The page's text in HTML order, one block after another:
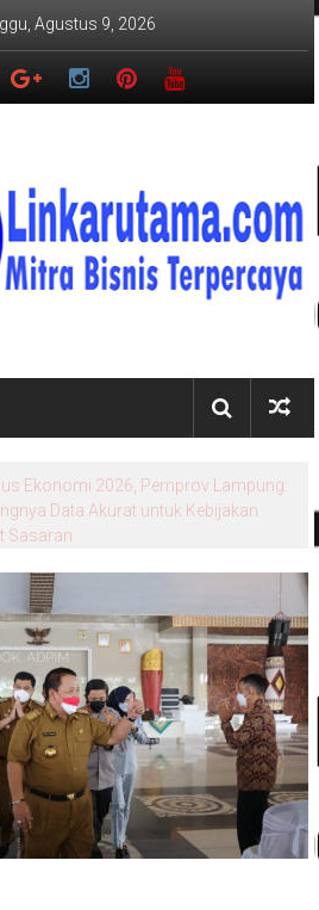
Agustus 9, 2026
Ekonomi 2026, Pemprov Lampung:
Data Akurat untuk Kebijakan
Sasaran